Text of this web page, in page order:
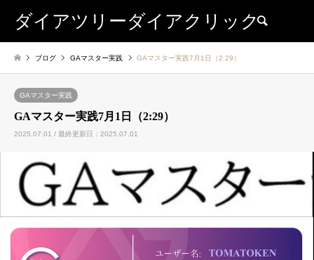
ダイアツリーダイアクリック
ブログ GAマスター実践 GAマスター実践7月1日（2:29）
GAマスター実践
GAマスター実践7月1日（2:29）
2025.07.01 / 最終更新日：2025.07.01